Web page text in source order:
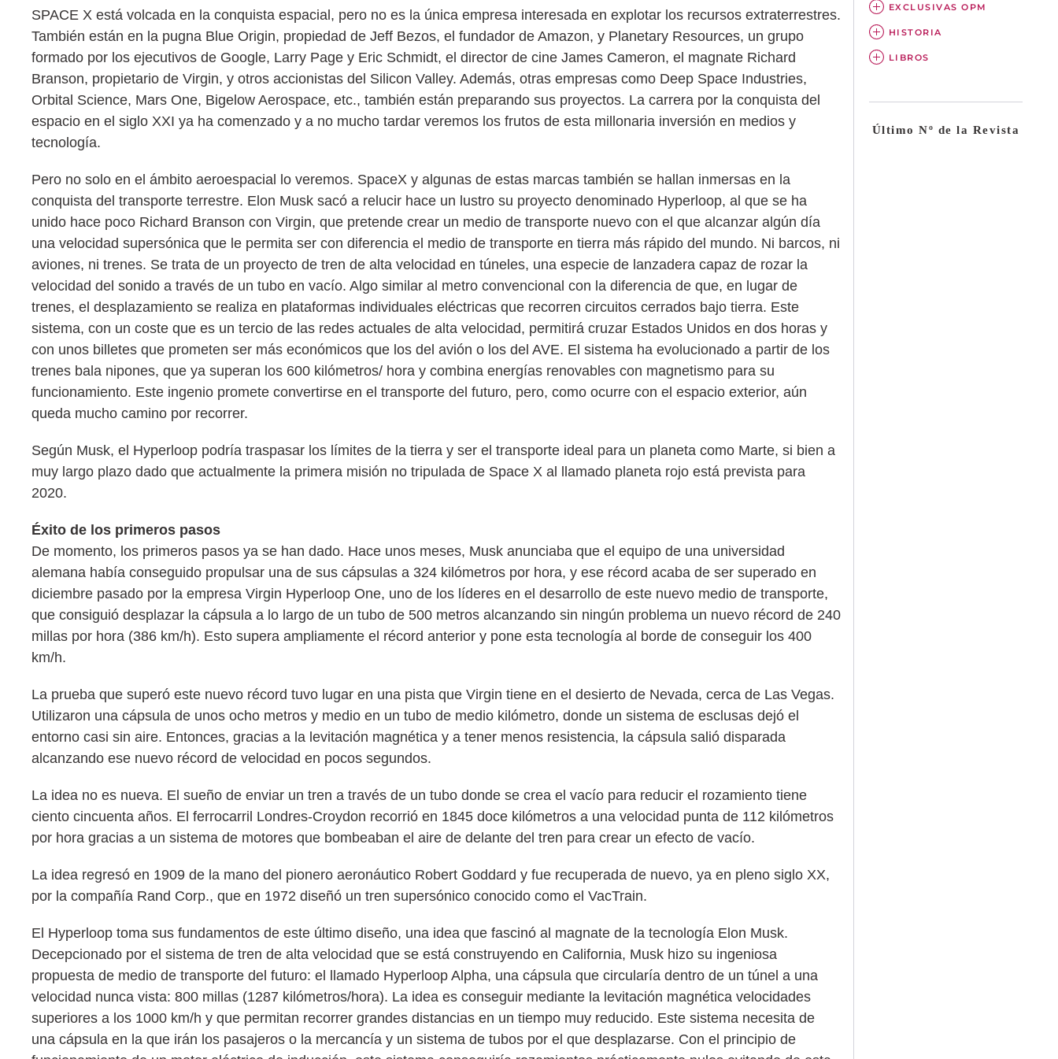
SPACE X está volcada en la conquista espacial, pero no es la única empresa interesada en explotar los recursos extraterrestres.
También están en la pugna Blue Origin, propiedad de Jeff Bezos, el fundador de Amazon, y Planetary Resources, un grupo
formado por los ejecutivos de Google, Larry Page y Eric Schmidt, el director de cine James Cameron, el magnate Richard
Branson, propietario de Virgin, y otros accionistas del Silicon Valley. Además, otras empresas como Deep Space Industries,
Orbital Science, Mars One, Bigelow Aerospace, etc., también están preparando sus proyectos. La carrera por la conquista del
espacio en el siglo XXI ya ha comenzado y a no mucho tardar veremos los frutos de esta millonaria inversión en medios y
tecnología.
Pero no solo en el ámbito aeroespacial lo veremos. SpaceX y algunas de estas marcas también se hallan inmersas en la
conquista del transporte terrestre. Elon Musk sacó a relucir hace un lustro su proyecto denominado Hyperloop, al que se ha
unido hace poco Richard Branson con Virgin, que pretende crear un medio de transporte nuevo con el que alcanzar algún día
una velocidad supersónica que le permita ser con diferencia el medio de transporte en tierra más rápido del mundo. Ni barcos, ni
aviones, ni trenes. Se trata de un proyecto de tren de alta velocidad en túneles, una especie de lanzadera capaz de rozar la
velocidad del sonido a través de un tubo en vacío. Algo similar al metro convencional con la diferencia de que, en lugar de
trenes, el desplazamiento se realiza en plataformas individuales eléctricas que recorren circuitos cerrados bajo tierra. Este
sistema, con un coste que es un tercio de las redes actuales de alta velocidad, permitirá cruzar Estados Unidos en dos horas y
con unos billetes que prometen ser más económicos que los del avión o los del AVE. El sistema ha evolucionado a partir de los
trenes bala nipones, que ya superan los 600 kilómetros/ hora y combina energías renovables con magnetismo para su
funcionamiento. Este ingenio promete convertirse en el transporte del futuro, pero, como ocurre con el espacio exterior, aún
queda mucho camino por recorrer.
Según Musk, el Hyperloop podría traspasar los límites de la tierra y ser el transporte ideal para un planeta como Marte, si bien a
muy largo plazo dado que actualmente la primera misión no tripulada de Space X al llamado planeta rojo está prevista para
2020.
Éxito de los primeros pasos
De momento, los primeros pasos ya se han dado. Hace unos meses, Musk anunciaba que el equipo de una universidad
alemana había conseguido propulsar una de sus cápsulas a 324 kilómetros por hora, y ese récord acaba de ser superado en
diciembre pasado por la empresa Virgin Hyperloop One, uno de los líderes en el desarrollo de este nuevo medio de transporte,
que consiguió desplazar la cápsula a lo largo de un tubo de 500 metros alcanzando sin ningún problema un nuevo récord de 240
millas por hora (386 km/h). Esto supera ampliamente el récord anterior y pone esta tecnología al borde de conseguir los 400
km/h.
La prueba que superó este nuevo récord tuvo lugar en una pista que Virgin tiene en el desierto de Nevada, cerca de Las Vegas.
Utilizaron una cápsula de unos ocho metros y medio en un tubo de medio kilómetro, donde un sistema de esclusas dejó el
entorno casi sin aire. Entonces, gracias a la levitación magnética y a tener menos resistencia, la cápsula salió disparada
alcanzando ese nuevo récord de velocidad en pocos segundos.
La idea no es nueva. El sueño de enviar un tren a través de un tubo donde se crea el vacío para reducir el rozamiento tiene
ciento cincuenta años. El ferrocarril Londres-Croydon recorrió en 1845 doce kilómetros a una velocidad punta de 112 kilómetros
por hora gracias a un sistema de motores que bombeaban el aire de delante del tren para crear un efecto de vacío.
La idea regresó en 1909 de la mano del pionero aeronáutico Robert Goddard y fue recuperada de nuevo, ya en pleno siglo XX,
por la compañía Rand Corp., que en 1972 diseñó un tren supersónico conocido como el VacTrain.
El Hyperloop toma sus fundamentos de este último diseño, una idea que fascinó al magnate de la tecnología Elon Musk.
Decepcionado por el sistema de tren de alta velocidad que se está construyendo en California, Musk hizo su ingeniosa
propuesta de medio de transporte del futuro: el llamado Hyperloop Alpha, una cápsula que circularía dentro de un túnel a una
velocidad nunca vista: 800 millas (1287 kilómetros/hora). La idea es conseguir mediante la levitación magnética velocidades
superiores a los 1000 km/h y que permitan recorrer grandes distancias en un tiempo muy reducido. Este sistema necesita de
una cápsula en la que irán los pasajeros o la mercancía y un sistema de tubos por el que desplazarse. Con el principio de
EXCLUSIVAS OPM
HISTORIA
LIBROS
Último Nº de la Revista